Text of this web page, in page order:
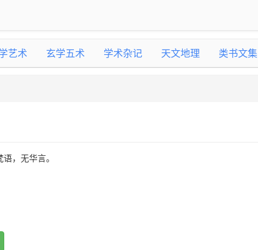
艺术 玄学五术 学术杂记 天文地理 类书文集
，无华言。